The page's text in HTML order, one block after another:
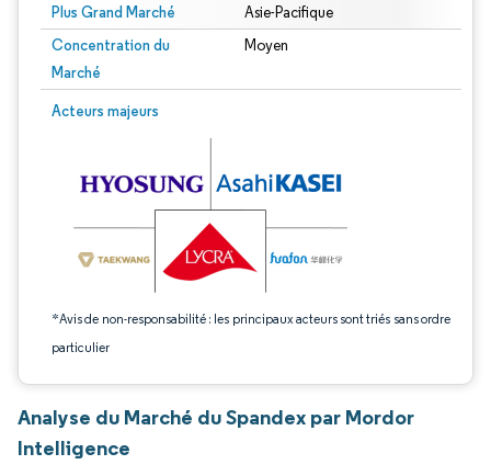
Plus Grand Marché Asie-Pacifique
Concentration du
Marché
Moyen
Acteurs majeurs
*Avis de non-responsabilité : les principaux acteurs sont triés sans ordre
particulier
Image © Mordor Intelligence. La réutilisation nécessite une attribution sous CC
Analyse du Marché du Spandex par Mordor
Intelligence